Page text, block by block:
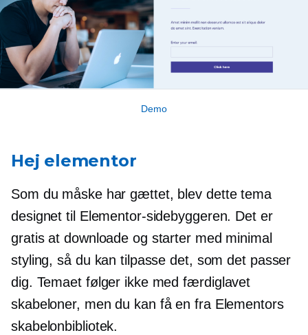
Demo
Hej elementor
Som du måske har gættet, blev dette tema
designet til Elementor-sidebyggeren. Det er
gratis at downloade og starter med minimal
styling, så du kan tilpasse det, som det passer
dig. Temaet følger ikke medfærdiglavet
skabeloner, men du kan få en fra Elementors
skabelonbibliotek.